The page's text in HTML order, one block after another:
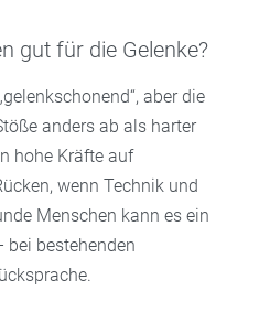
gut für die Gelenke?
aber die
anders ab als harter
hohe Kräfte auf
wenn Technik und
Menschen kann es ein
bei bestehenden